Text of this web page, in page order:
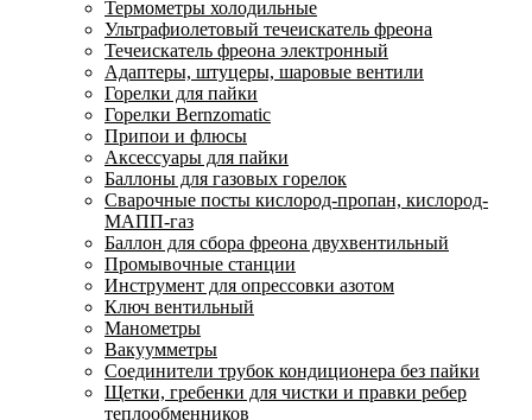
Термометры холодильные
Ультрафиолетовый течеискатель фреона
Течеискатель фреона электронный
Адаптеры, штуцеры, шаровые вентили
Горелки для пайки
Горелки Bernzomatic
Припои и флюсы
Аксессуары для пайки
Баллоны для газовых горелок
Сварочные посты кислород-пропан, кислород-
МАПП-газ
Баллон для сбора фреона двухвентильный
Промывочные станции
Инструмент для опрессовки азотом
Ключ вентильный
Манометры
Вакуумметры
Соединители трубок кондиционера без пайки
Щетки, гребенки для чистки и правки ребер
теплообменников